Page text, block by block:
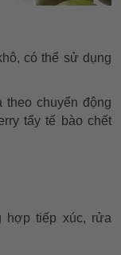
có thể sử dụng
chuyển động
tẩy tế bào chết
hợp tiếp xúc, rửa